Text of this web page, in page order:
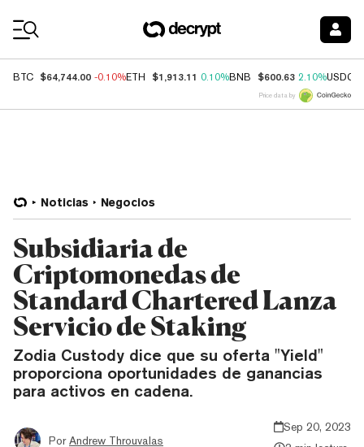
BTC $64,744.00 -0.10%ETH $1,913.11 0.10%BNB $600.63 2.10%USDC
Price data by
Noticias Negocios
Subsidiaria de
Criptomonedas de
Standard Chartered Lanza
Servicio de Staking
Zodia Custody dice que su oferta "Yield"
proporciona oportunidades de ganancias
para activos en cadena.
Por Andrew Throuvalas
Sep 20, 2023